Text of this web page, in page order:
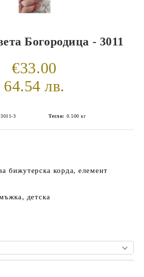
Богородица - 3011
€33.00
64.54 лв.
3011-3 Тегло: 0.500 кг
бижутерска корда, елемент
детска